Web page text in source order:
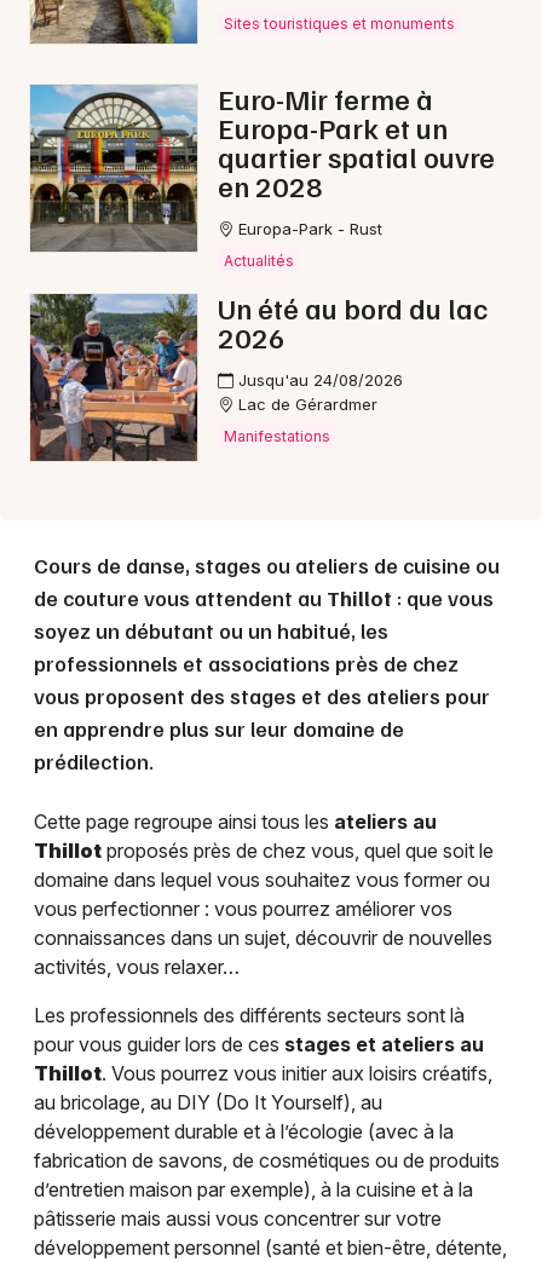
Choisir mes départements
Mon email
Je m'abonne
Sites touristiques et monuments
Euro-Mir ferme à
Europa-Park et un
quartier spatial ouvre
en 2028
Europa-Park - Rust
Actualités
Un été au bord du lac
2026
Jusqu'au 24/08/2026
Lac de Gérardmer
Manifestations
Cours de danse, stages ou ateliers de cuisine ou
de couture vous attendent au Thillot : que vous
soyez un débutant ou un habitué, les
professionnels et associations près de chez
vous proposent des stages et des ateliers pour
en apprendre plus sur leur domaine de
prédilection.
Cette page regroupe ainsi tous les ateliers au
Thillot proposés près de chez vous, quel que soit le
domaine dans lequel vous souhaitez vous former ou
vous perfectionner : vous pourrez améliorer vos
connaissances dans un sujet, découvrir de nouvelles
activités, vous relaxer…
Les professionnels des différents secteurs sont là
pour vous guider lors de ces stages et ateliers au
Thillot. Vous pourrez vous initier aux loisirs créatifs,
au bricolage, au DIY (Do It Yourself), au
développement durable et à l’écologie (avec à la
fabrication de savons, de cosmétiques ou de produits
d’entretien maison par exemple), à la cuisine et à la
pâtisserie mais aussi vous concentrer sur votre
développement personnel (santé et bien-être, détente,